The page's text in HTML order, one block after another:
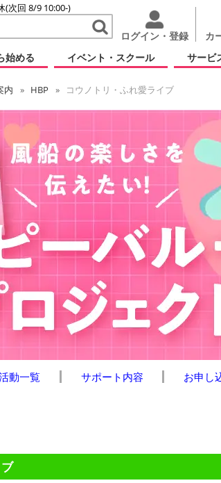
(次回 8/9 10:00-)
ログイン・登録 カ
始める イベント・スクール サービ
内 HBP コウノトリ・ふれ愛ライブ
動一覧 サポート内容 お申し